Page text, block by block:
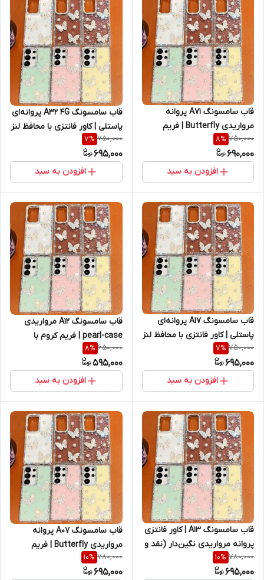
قاب سامسونگ A71 پروانه
مرواریدی Butterfly | فریم
پاستلی با محافظ لنز (نقد و
اقساط)
750,000
8%
690,000
افزودن به سبد
قاب سامسونگ A32 4G پروانه‌ای
پاستلی | کاور فانتزی با محافظ لنز
جواهرنشان (نقد و اقساط)
750,000
7%
695,000
افزودن به سبد
قاب سامسونگ A17 پروانه‌ای
پاستلی | کاور فانتزی با محافظ لنز
جواهرنشان (نقد و اقساط)
750,000
7%
695,000
افزودن به سبد
قاب سامسونگ A12 مرواریدی
pearl-case | فریم کروم با
محافظ لنز (نقد و اقساط) با رنگ
های پاستیلی
650,000
8%
595,000
افزودن به سبد
قاب سامسونگ A13 | کاور فانتزی
پروانه مرواریدی نگین‌دار (نقد و
samsung A13 , A23
780,000
10%
695,000
قاب سامسونگ A07 پروانه
مرواریدی Butterfly | فریم
پاستلی با محافظ لنز (نقد و
اقساط)
780,000
10%
695,000